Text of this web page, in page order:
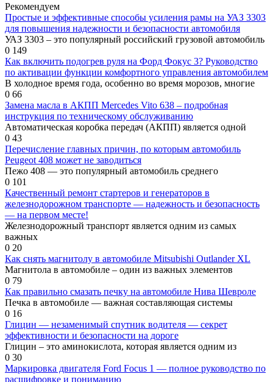
Рекомендуем
Простые и эффективные способы усиления рамы на УАЗ 3303
для повышения надежности и безопасности автомобиля
УАЗ 3303 – это популярный российский грузовой автомобиль
0 149
Как включить подогрев руля на Форд Фокус 3? Руководство
по активации функции комфортного управления автомобилем
В холодное время года, особенно во время морозов, многие
0 66
Замена масла в АКПП Mercedes Vito 638 – подробная
инструкция по техническому обслуживанию
Автоматическая коробка передач (АКПП) является одной
0 43
Перечисление главных причин, по которым автомобиль
Peugeot 408 может не заводиться
Пежо 408 — это популярный автомобиль среднего
0 101
Качественный ремонт стартеров и генераторов в
железнодорожном транспорте — надежность и безопасность
— на первом месте!
Железнодорожный транспорт является одним из самых
важных
0 20
Как снять магнитолу в автомобиле Mitsubishi Outlander XL
Магнитола в автомобиле – один из важных элементов
0 79
Как правильно смазать печку на автомобиле Нива Шевроле
Печка в автомобиле — важная составляющая системы
0 16
Глицин — незаменимый спутник водителя — секрет
эффективности и безопасности на дороге
Глицин – это аминокислота, которая является одним из
0 30
Маркировка двигателя Ford Focus 1 — полное руководство по
расшифровке и пониманию